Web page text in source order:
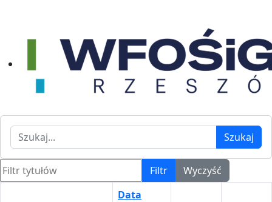
Szukaj Szukaj
Filtr tytułów Filtr Wyczyść
Data